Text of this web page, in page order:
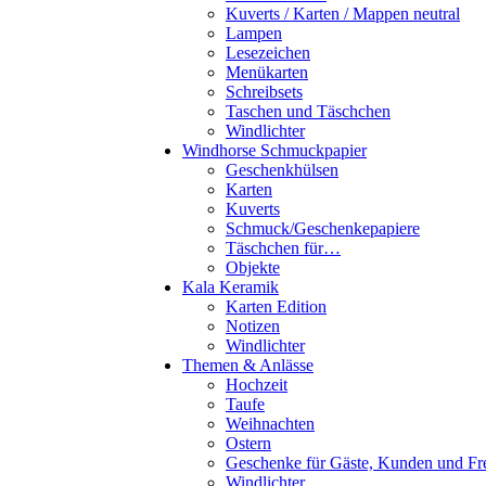
Kuverts / Karten / Mappen neutral
Lampen
Lesezeichen
Menükarten
Schreibsets
Taschen und Täschchen
Windlichter
Windhorse Schmuckpapier
Geschenkhülsen
Karten
Kuverts
Schmuck/Geschenkepapiere
Täschchen für…
Objekte
Kala Keramik
Karten Edition
Notizen
Windlichter
Themen & Anlässe
Hochzeit
Taufe
Weihnachten
Ostern
Geschenke für Gäste, Kunden und
Windlichter